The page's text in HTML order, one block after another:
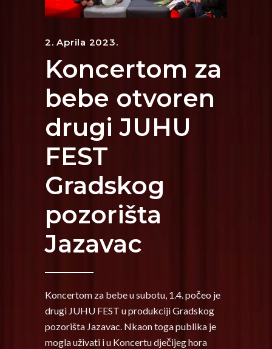
2. Aprila 2023.
Koncertom za
bebe otvoren
drugi JUHU
FEST
Gradskog
pozorišta
Jazavac
Koncertom za bebe u subotu, 1.4. počeo je
drugi JUHU FEST u produkciji Gradskog
pozorišta Jazavac. Nkaon toga publika je
mogla uživati i u Koncertu dječijeg hora